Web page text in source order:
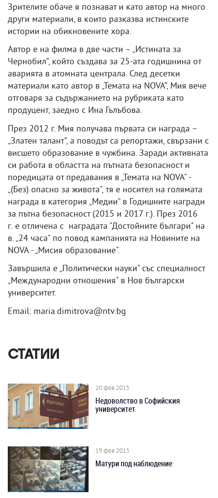
Зрителите обаче я познават и като автор на много
други материали, в които разказва истинските
истории на обикновените хора.
Автор е на филма в две части – „Истината за
Чернобил”, който създава за 25-ата годишнина от
аварията в атомната централа. След десетки
материали като автор в „Темата на NOVA”, Мия вече
отговаря за съдържанието на рубриката като
продуцент, заедно с Ина Гълъбова.
През 2012 г. Мия получава първата си награда –
„Златен талант”, а поводът са репортажи, свързани с
висшето образование в чужбина. Заради активната
си работа в областта на пътната безопасност и
поредицата от предавания в „Темата на NOVA" -
„(Без) опасно за живота", тя е носител на голямата
награда в категория „Медии“ в Годишните награди
за пътна безопасност (2015 и 2017 г.). През 2016
г. е отличена с наградата "Достойните българи" на
в. „24 часа“ по повод кампанията на Новините на
NOVA - „Мисия образование".
Завършила е „Политически науки" със специалност
„Международни отношения" в Нов български
университет.
Email: maria.dimitrova@ntv.bg
СТАТИИ
20 фев 2015
Недоволство в Софийския
университет
19 фев 2015
Матури под наблюдение